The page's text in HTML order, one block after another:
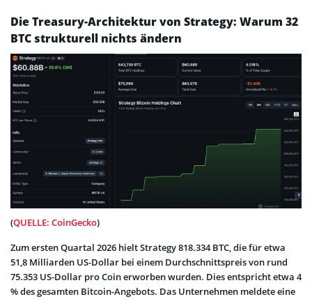
Die Treasury-Architektur von Strategy: Warum 32
BTC strukturell nichts ändern
(QUELLE: CoinGecko)
Zum ersten Quartal 2026 hielt Strategy 818.334 BTC, die für etwa
51,8 Milliarden US-Dollar bei einem Durchschnittspreis von rund
75.353 US-Dollar pro Coin erworben wurden. Dies entspricht etwa 4
% des gesamten Bitcoin-Angebots. Das Unternehmen meldete eine